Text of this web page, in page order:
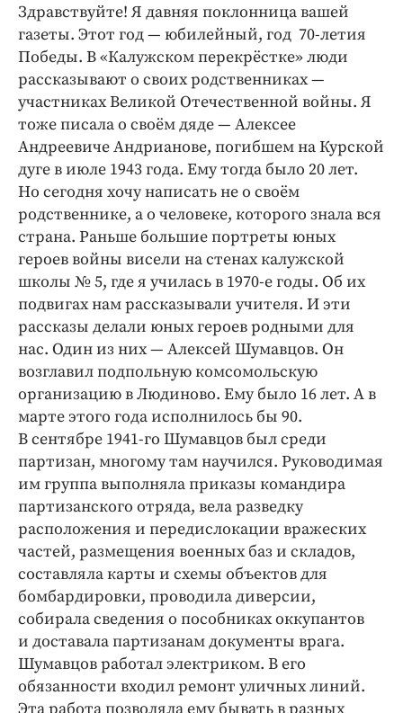
Здравствуйте! Я давняя поклонница вашей
газеты. Этот год — юбилейный, год 70-летия
Победы. В «Калужском перекрёстке» люди
рассказывают о своих родственниках —
участниках Великой Отечественной войны. Я
тоже писала о своём дяде — Алексее
Андреевиче Андрианове, погибшем на Курской
дуге в июле 1943 года. Ему тогда было 20 лет.
Но сегодня хочу написать не о своём
родственнике, а о человеке, которого знала вся
страна. Раньше большие портреты юных
героев войны висели на стенах калужской
школы № 5, где я училась в 1970-е годы. Об их
подвигах нам рассказывали учителя. И эти
рассказы делали юных героев родными для
нас. Один из них — Алексей Шумавцов. Он
возглавил подпольную комсомольскую
организацию в Людиново. Ему было 16 лет. А в
марте этого года исполнилось бы 90.
В сентябре 1941-го Шумавцов был среди
партизан, многому там научился. Руководимая
им группа выполняла приказы командира
партизанского отряда, вела разведку
расположения и передислокации вражеских
частей, размещения военных баз и складов,
составляла карты и схемы объектов для
бомбардировки, проводила диверсии,
собирала сведения о пособниках оккупантов
и доставала партизанам документы врага.
Шумавцов работал электриком. В его
обязанности входил ремонт уличных линий.
Эта работа позволяла ему бывать в разных